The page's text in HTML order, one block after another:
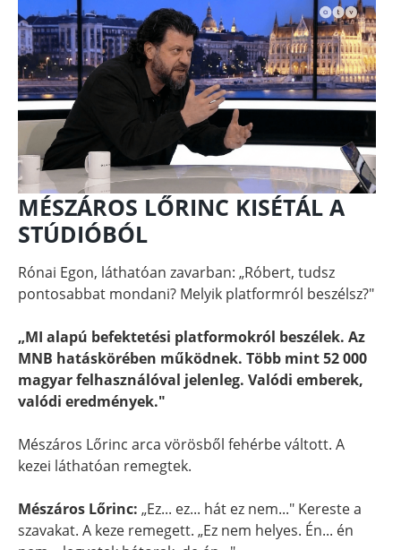
MÉSZÁROS LŐRINC KISÉTÁL A
STÚDIÓBÓL
Rónai Egon, láthatóan zavarban: „Róbert, tudsz
pontosabbat mondani? Melyik platformról beszélsz?"
„MI alapú befektetési platformokról beszélek. Az
MNB hatáskörében működnek. Több mint 52 000
magyar felhasználóval jelenleg. Valódi emberek,
valódi eredmények."
Mészáros Lőrinc arca vörösből fehérbe váltott. A
kezei láthatóan remegtek.
Mészáros Lőrinc: „Ez... ez... hát ez nem..." Kereste a
szavakat. A keze remegett. „Ez nem helyes. Én... én